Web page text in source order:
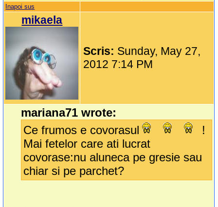
Inapoi sus
mikaela
Scris: Sunday, May 27,
2012 7:14 PM
mariana71 wrote:
Ce frumos e covorasul
!
Mai fetelor care ati lucrat
covorase:nu aluneca pe gresie sau
chiar si pe parchet?